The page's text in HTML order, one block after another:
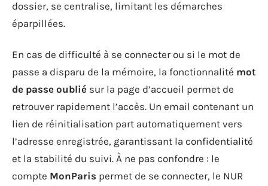
dossier, se centralise, limitant les démarches
éparpillées.
En cas de difficulté à se connecter ou si le mot de
passe a disparu de la mémoire, la fonctionnalité mot
de passe oublié sur la page d’accueil permet de
retrouver rapidement l’accès. Un email contenant un
lien de réinitialisation part automatiquement vers
l’adresse enregistrée, garantissant la confidentialité
et la stabilité du suivi. À ne pas confondre : le
compte MonParis permet de se connecter, le NUR